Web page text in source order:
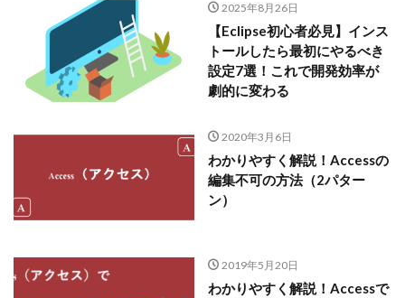
2025年8月26日
【Eclipse初心者必見】インス
トールしたら最初にやるべき
設定7選！これで開発効率が
劇的に変わる
2020年3月6日
わかりやすく解説！Accessの
編集不可の方法（2パター
ン）
2019年5月20日
わかりやすく解説！Accessで